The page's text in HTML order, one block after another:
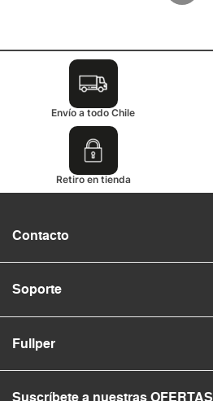
Envío a todo Chile
Retiro en tienda
Contacto
Soporte
Fullper